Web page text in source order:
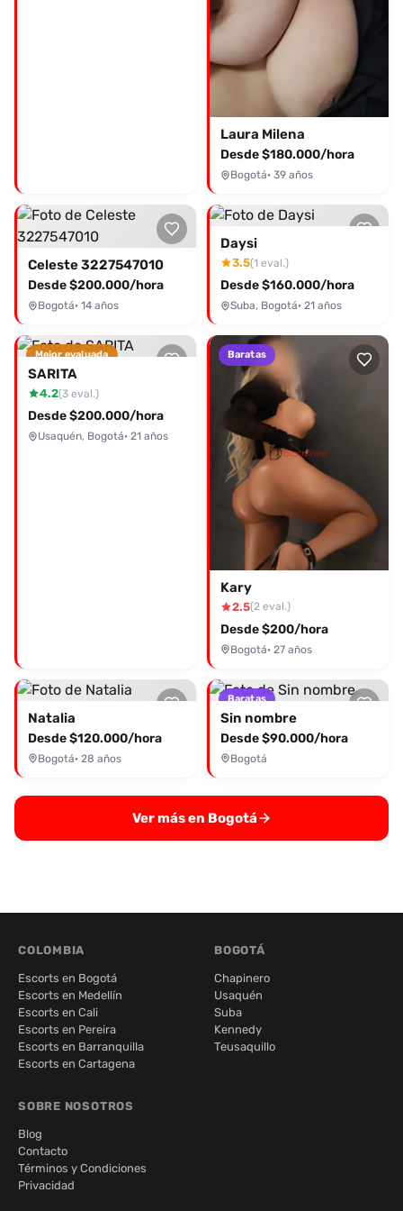
Laura Milena
Desde $180.000/hora
Bogotá· 39 años
Celeste 3227547010
Desde $200.000/hora
Bogotá· 14 años
Daysi
3.5(1 eval.)
Desde $160.000/hora
Suba, Bogotá· 21 años
Mejor evaluada
SARITA
4.2(3 eval.)
Desde $200.000/hora
Usaquén, Bogotá· 21 años
Baratas
Kary
2.5(2 eval.)
Desde $200/hora
Bogotá· 27 años
Natalia
Desde $120.000/hora
Bogotá· 28 años
Baratas
Sin nombre
Desde $90.000/hora
Bogotá
Ver más en Bogotá
COLOMBIA
Escorts en Bogotá
Escorts en Medellín
Escorts en Cali
Escorts en Pereira
Escorts en Barranquilla
Escorts en Cartagena
BOGOTÁ
Chapinero
Usaquén
Suba
Kennedy
Teusaquillo
SOBRE NOSOTROS
Blog
Contacto
Términos y Condiciones
Privacidad